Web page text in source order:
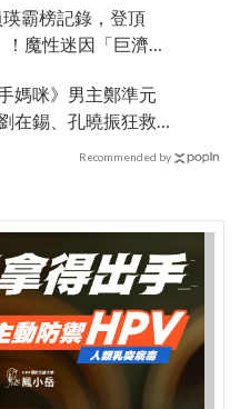
瑛霸榜記錄，登頂
魔性迷因「巨濟呀
媽咪》男主鄭準元
在錫、孔曉振狂救
Recommended by